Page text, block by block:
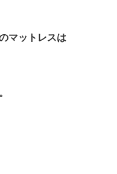
マットレスは